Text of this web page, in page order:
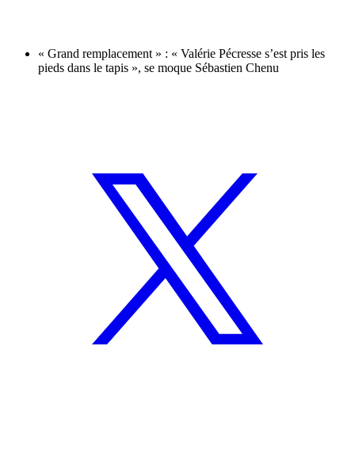
« Grand remplacement » : « Valérie Pécresse s’est pris les
pieds dans le tapis », se moque Sébastien Chenu